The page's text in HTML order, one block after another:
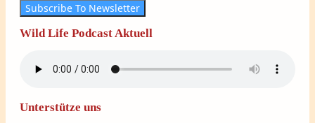
Subscribe To Newsletter
Wild Life Podcast Aktuell
Unterstütze uns